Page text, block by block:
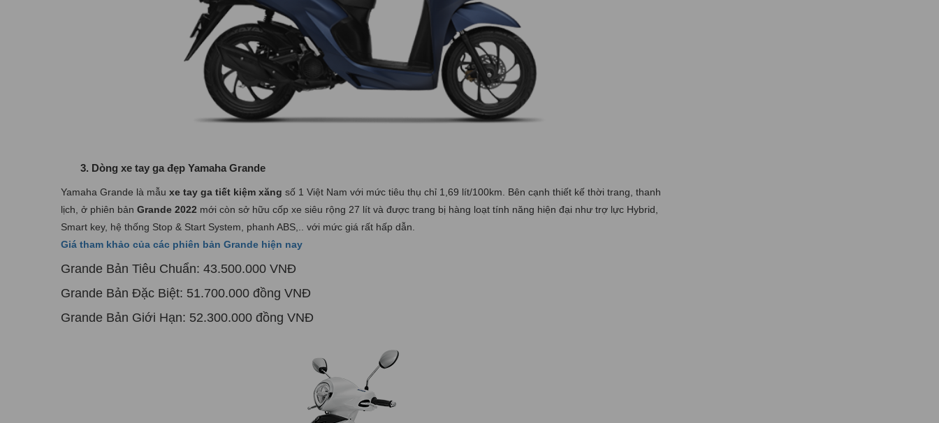
3. Dòng xe tay ga đẹp Yamaha Grande
Yamaha Grande là mẫu xe tay ga tiết kiệm xăng số 1 Việt Nam với mức tiêu thụ chỉ 1,69 lít/100km. Bên cạnh thiết kế thời trang, thanh
lịch, ở phiên bản Grande 2022 mới còn sở hữu cốp xe siêu rộng 27 lít và được trang bị hàng loạt tính năng hiện đại như trợ lực Hybrid,
Smart key, hệ thống Stop & Start System, phanh ABS,.. với mức giá rất hấp dẫn.
Giá tham khảo của các phiên bản Grande hiện nay
Grande Bản Tiêu Chuẩn: 43.500.000 VNĐ
Grande Bản Đặc Biệt: 51.700.000 đồng VNĐ
Grande Bản Giới Hạn: 52.300.000 đồng VNĐ